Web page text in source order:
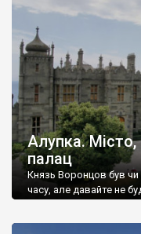
Алупка. Місто,
палац
Князь Воронцов був
часу, але давайте не